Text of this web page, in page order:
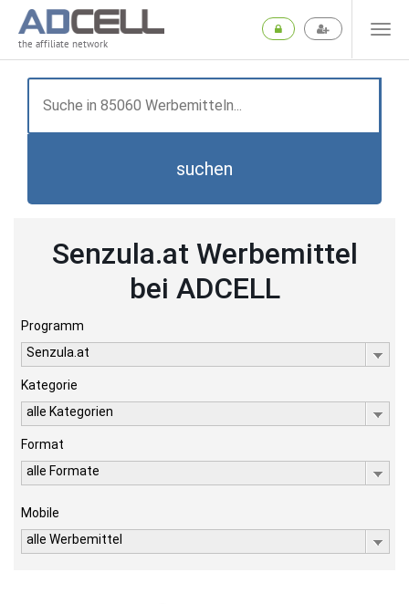
the affiliate network
suchen
Senzula.at Werbemittel
bei ADCELL
Programm
Senzula.at
Kategorie
alle Kategorien
Format
alle Formate
Mobile
alle Werbemittel